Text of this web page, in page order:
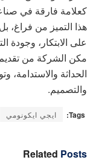
كعلامة فارقة في
هذا التميز من فراغ،
على الابتكار، وجودة
مكن الشركة من
الحداثة والاستدامة،
والتصميم.
Tags: ايجي ايكونومي
Related Posts